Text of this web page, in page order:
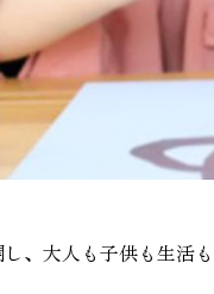
、大人も子供も生活